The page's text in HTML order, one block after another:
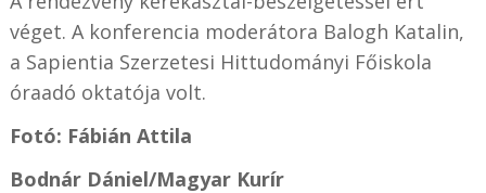
véget. A konferencia moderátora Balogh Katalin,
a Sapientia Szerzetesi Hittudományi Főiskola
óraadó oktatója volt.
Fotó: Fábián Attila
Bodnár Dániel/Magyar Kurír